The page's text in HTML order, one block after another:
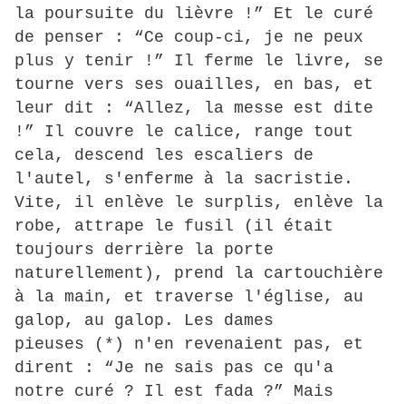
la poursuite du lièvre !” Et le curé
de penser : “Ce coup-ci, je ne peux
plus y tenir !” Il ferme le livre, se
tourne vers ses ouailles, en bas, et
leur dit : “Allez, la messe est dite
!” Il couvre le calice, range tout
cela, descend les escaliers de
l'autel, s'enferme à la sacristie.
Vite, il enlève le surplis, enlève la
robe, attrape le fusil (il était
toujours derrière la porte
naturellement), prend la cartouchière
à la main, et traverse l'église, au
galop, au galop. Les dames
pieuses (*) n'en revenaient pas, et
dirent : “Je ne sais pas ce qu'a
notre curé ? Il est fada ?” Mais